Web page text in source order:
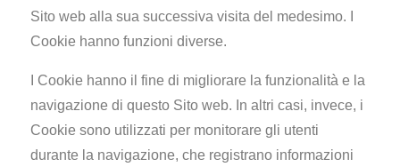
Sito web alla sua successiva visita del medesimo. I
Cookie hanno funzioni diverse.
I Cookie hanno il fine di migliorare la funzionalità e la
navigazione di questo Sito web. In altri casi, invece, i
Cookie sono utilizzati per monitorare gli utenti
durante la navigazione, che registrano informazioni